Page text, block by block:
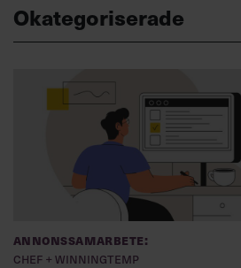
Okategoriserade
Annonssamarbete:
Chef + Winningtemp